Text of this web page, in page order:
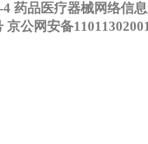
4 药品医疗器械网络信
京公网安备